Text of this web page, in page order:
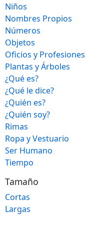
Niños
Nombres Propios
Números
Objetos
Oficios y Profesiones
Plantas y Árboles
¿Qué es?
¿Qué le dice?
¿Quién es?
¿Quién soy?
Rimas
Ropa y Vestuario
Ser Humano
Tiempo
Tamaño
Cortas
Largas